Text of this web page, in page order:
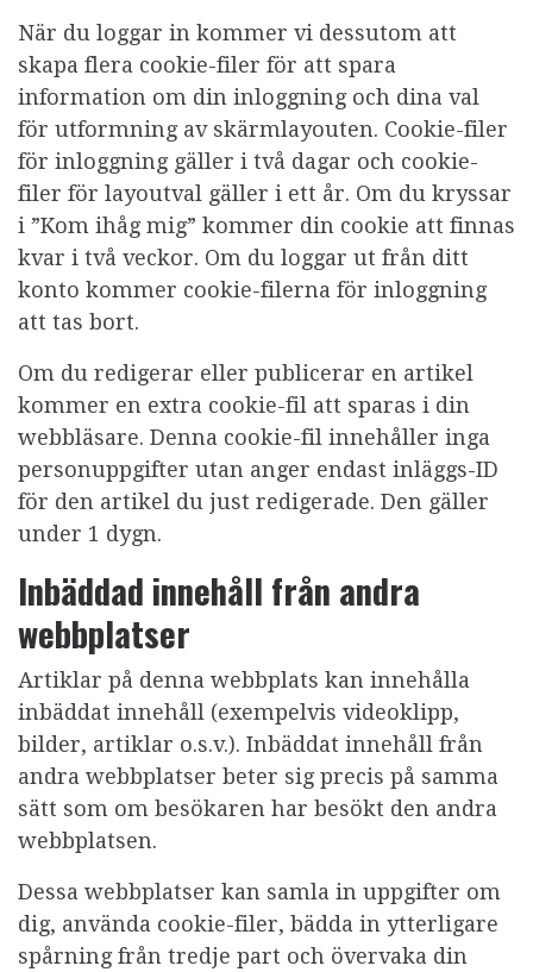
När du loggar in kommer vi dessutom att
skapa flera cookie-filer för att spara
information om din inloggning och dina val
för utformning av skärmlayouten. Cookie-filer
för inloggning gäller i två dagar och cookie-
filer för layoutval gäller i ett år. Om du kryssar
i ”Kom ihåg mig” kommer din cookie att finnas
kvar i två veckor. Om du loggar ut från ditt
konto kommer cookie-filerna för inloggning
att tas bort.
Om du redigerar eller publicerar en artikel
kommer en extra cookie-fil att sparas i din
webbläsare. Denna cookie-fil innehåller inga
personuppgifter utan anger endast inläggs-ID
för den artikel du just redigerade. Den gäller
under 1 dygn.
Inbäddad innehåll från andra
webbplatser
Artiklar på denna webbplats kan innehålla
inbäddat innehåll (exempelvis videoklipp,
bilder, artiklar o.s.v.). Inbäddat innehåll från
andra webbplatser beter sig precis på samma
sätt som om besökaren har besökt den andra
webbplatsen.
Dessa webbplatser kan samla in uppgifter om
dig, använda cookie-filer, bädda in ytterligare
spårning från tredje part och övervaka din